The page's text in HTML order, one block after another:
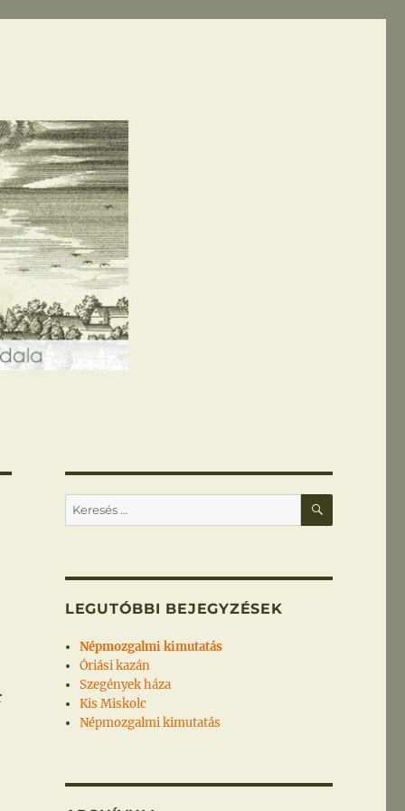
Keresés
a
KERESÉS
LEGUTÓBBI BEJEGYZÉSEK
Népmozgalmi kimutatás
Óriási kazán
Szegények háza
Kis Miskolc
Népmozgalmi kimutatás